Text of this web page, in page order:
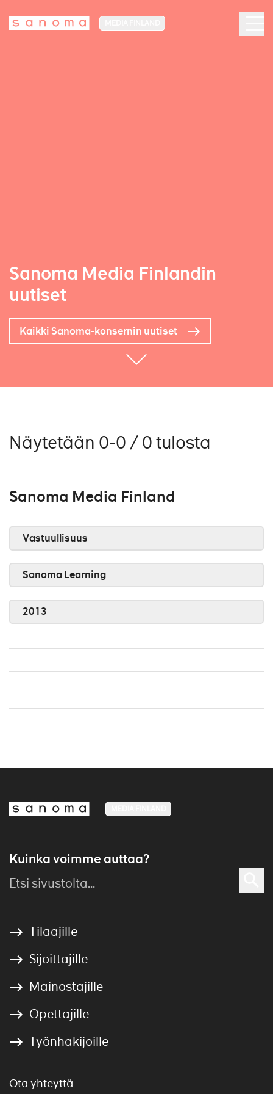
Sanoma Media Finlandin
uutiset
Kaikki Sanoma-konsernin uutiset
Näytetään 0-0 / 0 tulosta
Sanoma Media Finland
Vastuullisuus
Sanoma Learning
2013
Kuinka voimme auttaa?
Tilaajille
Sijoittajille
Mainostajille
Opettajille
Työnhakijoille
Ota yhteyttä